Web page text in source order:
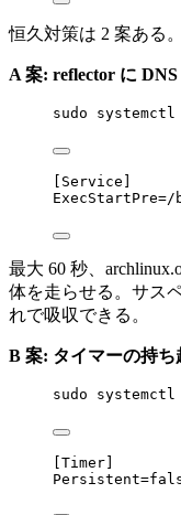
恒久対策は 2 案ある
A 案: reflector に
sudo systemctl
[Service]
ExecStartPre=/
最大 60 秒、
体を走らせる。サス
れで吸収できる。
B 案: タイマーの持ち
sudo systemctl
[Timer]
Persistent